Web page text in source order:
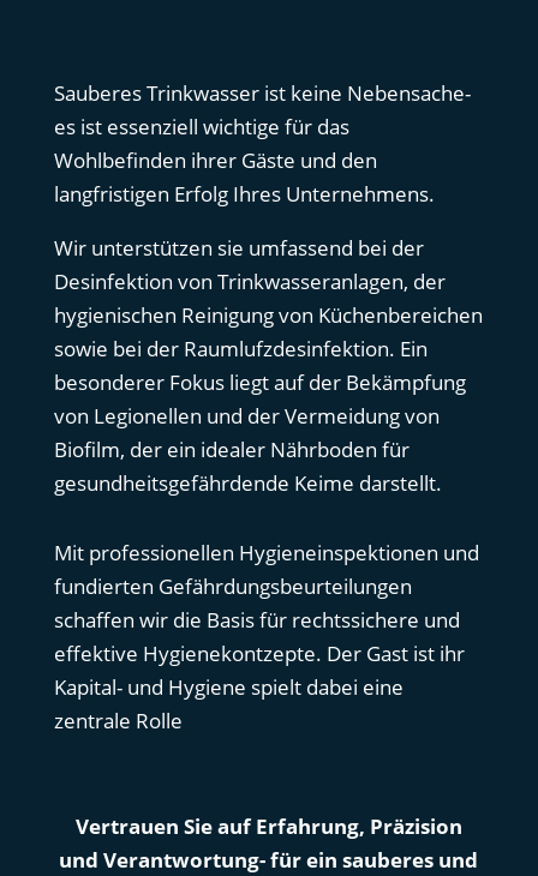
Sauberes Trinkwasser ist keine Nebensache-
es ist essenziell wichtige für das
Wohlbefinden ihrer Gäste und den
langfristigen Erfolg Ihres Unternehmens.
Wir unterstützen sie umfassend bei der
Desinfektion von Trinkwasseranlagen, der
hygienischen Reinigung von Küchenbereichen
sowie bei der Raumlufzdesinfektion. Ein
besonderer Fokus liegt auf der Bekämpfung
von Legionellen und der Vermeidung von
Biofilm, der ein idealer Nährboden für
gesundheitsgefährdende Keime darstellt.
Mit professionellen Hygieneinspektionen und
fundierten Gefährdungsbeurteilungen
schaffen wir die Basis für rechtssichere und
effektive Hygienekontzepte. Der Gast ist ihr
Kapital- und Hygiene spielt dabei eine
zentrale Rolle
Vertrauen Sie auf Erfahrung, Präzision
und Verantwortung- für ein sauberes und